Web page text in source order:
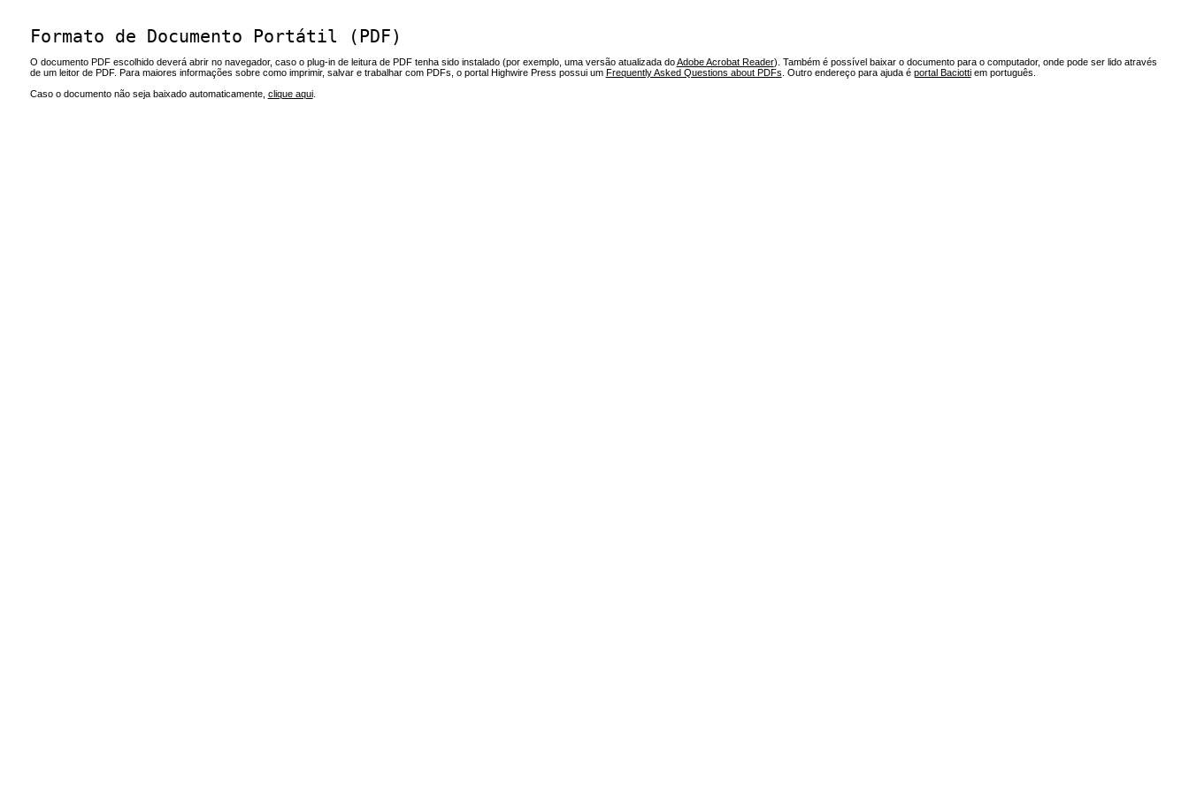
Formato de Documento Portátil (PDF)
O documento PDF escolhido deverá abrir no navegador, caso o plug-in de leitura de PDF tenha sido instalado (por exemplo, uma versão atualizada doAdobe Acrobat Reader). Também é possível baixar o documento para o computador, onde pode ser lido através
de um leitor de PDF. Para maiores informações sobre como imprimir, salvar e trabalhar com PDFs, o portal Highwire Press possui um Frequently Asked Questions about PDFs . Outro endereço para ajuda é portal Baciottiem português.
Caso o documento não seja baixado automaticamente, clique aqui.